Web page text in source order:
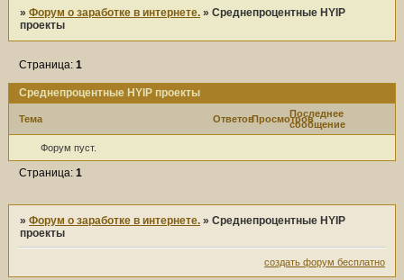
»Форум о заработке в интернете. »Среднепроцентные HYIP
проекты
Среднепроцентные HYIP проекты
Страница:1
Тема ОтветовПросмотровПоследнее
сообщение
Форум пуст.
Страница:1
»Форум о заработке в интернете. »Среднепроцентные HYIP
проекты
создать форум бесплатно